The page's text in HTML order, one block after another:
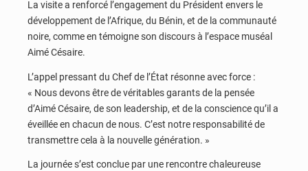
La visite a renforcé l’engagement du Président envers le
développement de l’Afrique, du Bénin, et de la communauté
noire, comme en témoigne son discours à l’espace muséal
Aimé Césaire.
L’appel pressant du Chef de l’État résonne avec force :
« Nous devons être de véritables garants de la pensée
d’Aimé Césaire, de son leadership, et de la conscience qu’il a
éveillée en chacun de nous. C’est notre responsabilité de
transmettre cela à la nouvelle génération. »
La journée s’est conclue par une rencontre chaleureuse